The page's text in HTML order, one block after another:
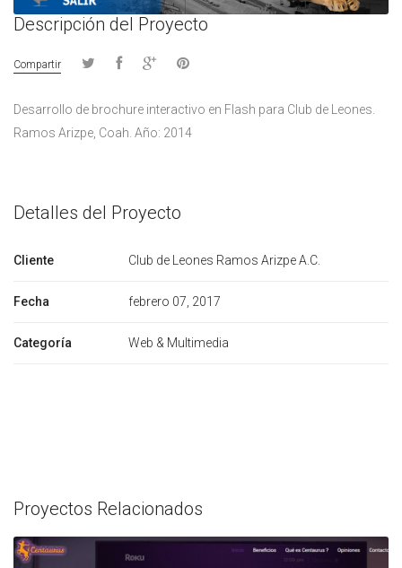
Descripción del Proyecto
Compartir
Desarrollo de brochure interactivo en Flash para Club de Leones.
Ramos Arizpe, Coah. Año: 2014
Detalles del Proyecto
Cliente Club de Leones Ramos Arizpe A.C.
Fecha febrero 07, 2017
Categoría Web & Multimedia
Proyectos Relacionados